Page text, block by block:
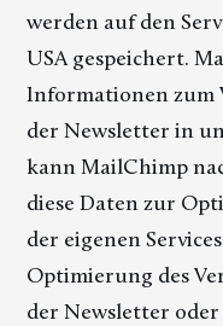
werden auf den
USA gespeichert.
Informationen zum
der Newsletter in
kann MailChimp
diese Daten zur
der eigenen
Optimierung des
der Newsletter